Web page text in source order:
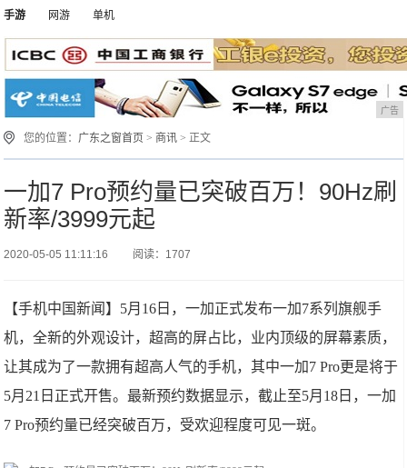
手游
网游 单机
广告
您的位置： 广东之窗首页 > 商讯 > 正文
一加7 Pro预约量已突破百万！90Hz刷
新率/3999元起
2020-05-05 11:11:16 阅读：1707
【手机中国新闻】5月16日，一加正式发布一加7系列旗舰手
机，全新的外观设计，超高的屏占比，业内顶级的屏幕素质，
让其成为了一款拥有超高人气的手机，其中一加7 Pro更是将于
5月21日正式开售。最新预约数据显示，截止至5月18日，一加
7 Pro预约量已经突破百万，受欢迎程度可见一斑。